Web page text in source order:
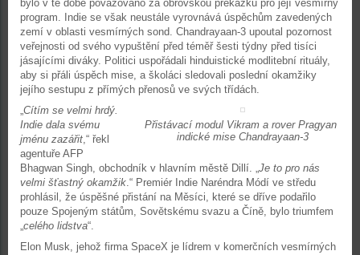
bylo v té době považováno za obrovskou překážku pro její vesmírný
program. Indie se však neustále vyrovnává úspěchům zavedených
zemí v oblasti vesmírných sond. Chandrayaan-3 upoutal pozornost
veřejnosti od svého vypuštění před téměř šesti týdny před tisíci
jásajícími diváky. Politici uspořádali hinduistické modlitební rituály,
aby si přáli úspěch mise, a školáci sledovali poslední okamžiky
jejího sestupu z přímých přenosů ve svých třídách.
Přistávací modul Vikram a rover Pragyan
indické mise Chandrayaan-3
„Cítím se velmi hrdý.
Indie dala svému
jménu zazářit,“ řekl
agentuře AFP
Bhagwan Singh, obchodník v hlavním městě Dillí. „Je to pro nás
velmi šťastný okamžik.“ Premiér Indie Naréndra Módí ve středu
prohlásil, že úspěšné přistání na Měsíci, které se dříve podařilo
pouze Spojeným státům, Sovětskému svazu a Číně, bylo triumfem
„celého lidstva“.
Elon Musk, jehož firma SpaceX je lídrem v komerčních vesmírných